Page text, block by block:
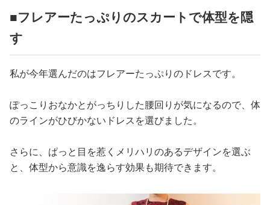
■フレアーたっぷりのスカートで体型を隠
す
私が今年選んだのはフレアーたっぷりのドレスです。
ぽっこりおなかとがっちりした腰回りが気になるので、体
のラインがひびかないドレスを選びました。
さらに、ぱっと目を惹くメリハリのあるデザインを選ぶ
と、体型から意識を逸らす効果も期待できます。